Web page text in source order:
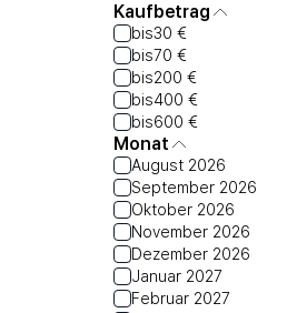
Kaufbetrag
bis30 €
bis70 €
bis200 €
bis400 €
bis600 €
Monat
August 2026
September 2026
Oktober 2026
November 2026
Dezember 2026
Januar 2027
Februar 2027